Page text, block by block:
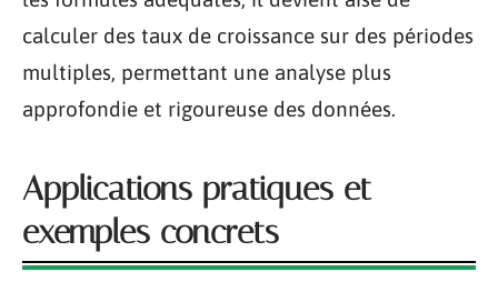
calculer des taux de croissance sur des périodes
multiples, permettant une analyse plus
approfondie et rigoureuse des données.
Applications pratiques et
exemples concrets